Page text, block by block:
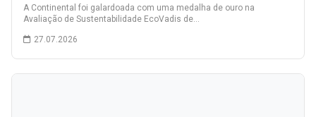
A Continental foi galardoada com uma medalha de ouro na
Avaliação de Sustentabilidade EcoVadis de…
27.07.2026